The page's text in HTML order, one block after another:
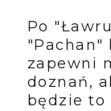
Po
"Pachan"
zapewni
doznań,
będzie to